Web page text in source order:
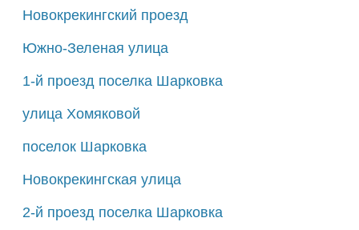
Новокрекингский проезд
Южно-Зеленая улица
1-й проезд поселка Шарковка
улица Хомяковой
поселок Шарковка
Новокрекингская улица
2-й проезд поселка Шарковка